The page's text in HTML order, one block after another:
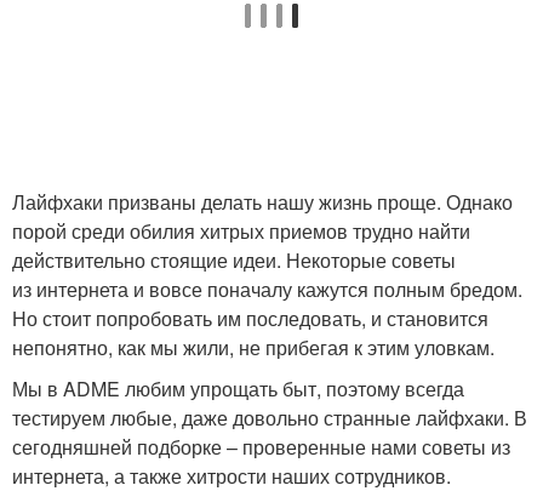
Лайфхаки призваны делать нашу жизнь проще. Однако
порой среди обилия хитрых приемов трудно найти
действительно стоящие идеи. Некоторые советы
из интернета и вовсе поначалу кажутся полным бредом.
Но стоит попробовать им последовать, и становится
непонятно, как мы жили, не прибегая к этим уловкам.
Мы в ADME любим упрощать быт, поэтому всегда
тестируем любые, даже довольно странные лайфхаки. В
сегодняшней подборке – проверенные нами советы из
интернета, а также хитрости наших сотрудников.